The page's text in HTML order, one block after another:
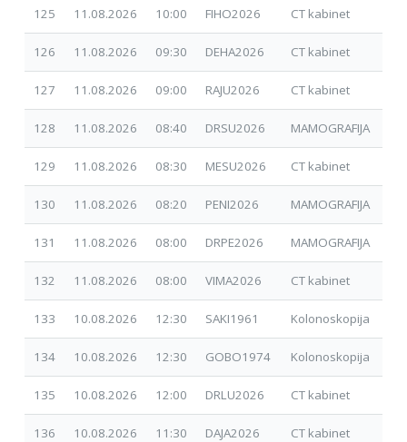
125 11.08.2026 10:00 FIHO2026 CT kabinet
126 11.08.2026 09:30 DEHA2026 CT kabinet
127 11.08.2026 09:00 RAJU2026 CT kabinet
128 11.08.2026 08:40 DRSU2026 MAMOGRAFIJA
129 11.08.2026 08:30 MESU2026 CT kabinet
130 11.08.2026 08:20 PENI2026 MAMOGRAFIJA
131 11.08.2026 08:00 DRPE2026 MAMOGRAFIJA
132 11.08.2026 08:00 VIMA2026 CT kabinet
133 10.08.2026 12:30 SAKI1961 Kolonoskopija
134 10.08.2026 12:30 GOBO1974 Kolonoskopija
135 10.08.2026 12:00 DRLU2026 CT kabinet
136 10.08.2026 11:30 DAJA2026 CT kabinet